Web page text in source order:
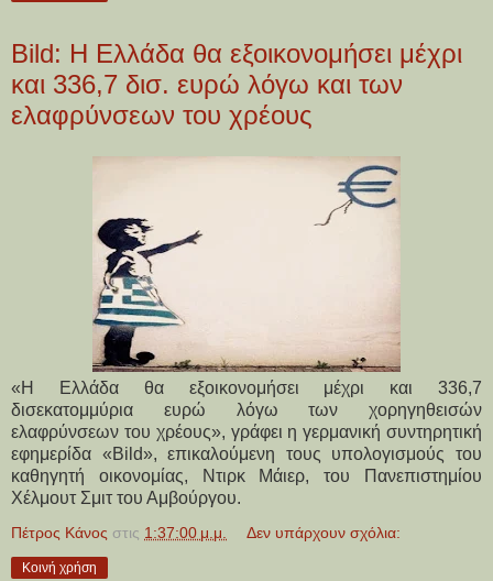
Bild: Η Ελλάδα θα εξοικονομήσει μέχρι
και 336,7 δισ. ευρώ λόγω και των
ελαφρύνσεων του χρέους
«H Ελλάδα θα εξοικονομήσει μέχρι και 336,7
δισεκατομμύρια ευρώ λόγω των χορηγηθεισών
ελαφρύνσεων του χρέους», γράφει η γερμανική συντηρητική
εφημερίδα «Bild», επικαλούμενη τους υπολογισμούς του
καθηγητή οικονομίας, Ντιρκ Μάιερ, του Πανεπιστημίου
Χέλμουτ Σμιτ του Αμβούργου.
Πέτρος Κάνος στις 1:37:00 μ.μ. Δεν υπάρχουν σχόλια:
Κοινή χρήση